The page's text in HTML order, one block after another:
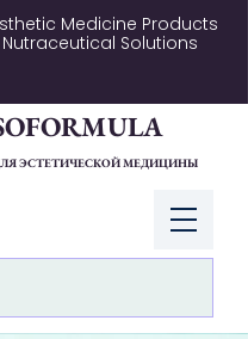
Medicine Products
Solutions
Войти
ЭСТЕТИЧЕСКОЙ МЕДИЦИНЫ